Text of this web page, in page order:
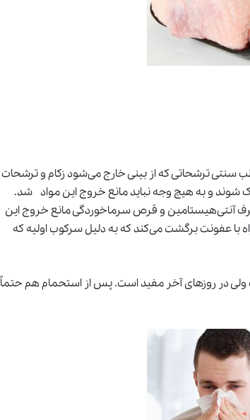
سنتیترشحاتی که از بینی خارج می‌شود زکام و ترشحات
شوند و به هیچ وجه نباید مانع خروج این مواد شد.
آنتی‌هیستامین و قرص سرماخوردگی مانع خروج این
عفونت برگشت می‌کند که به دلیل سرکوب اولیه که
در روزهای آخر مفید است. پس از استحمام هم حتماً